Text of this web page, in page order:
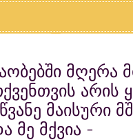
მღერა
არის
მაისური
მე მქვია -